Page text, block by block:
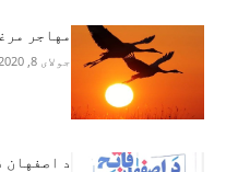
مهاجر
جولای 8, 2020
د اصفهان